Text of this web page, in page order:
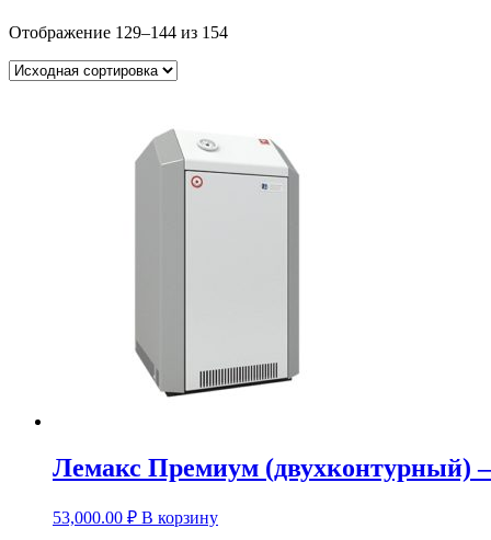
Отображение 129–144 из 154
Лемакс Премиум (двухконтурный)
53,000.00 ₽ В корзину